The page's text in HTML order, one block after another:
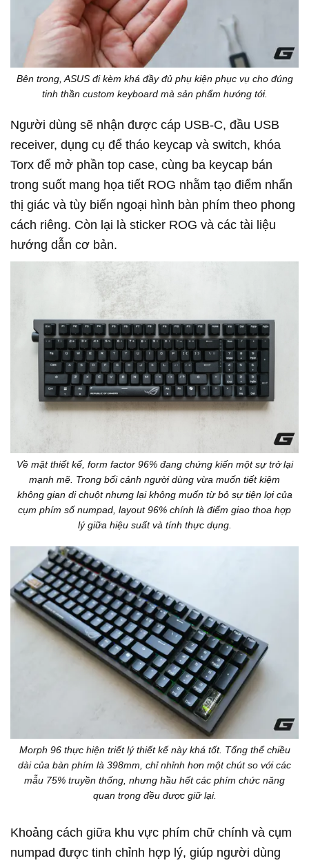
Bên trong, ASUS đi kèm khá đầy đủ phụ kiện phục vụ cho đúng
tinh thần custom keyboard mà sản phẩm hướng tới.
Người dùng sẽ nhận được cáp USB-C, đầu USB
receiver, dụng cụ để tháo keycap và switch, khóa
Torx để mở phần top case, cùng ba keycap bán
trong suốt mang họa tiết ROG nhằm tạo điểm nhấn
thị giác và tùy biến ngoại hình bàn phím theo phong
cách riêng. Còn lại là sticker ROG và các tài liệu
hướng dẫn cơ bản.
Về mặt thiết kế, form factor 96% đang chứng kiến một sự trở lại
mạnh mẽ. Trong bối cảnh người dùng vừa muốn tiết kiệm
không gian di chuột nhưng lại không muốn từ bỏ sự tiện lợi của
cụm phím số numpad, layout 96% chính là điểm giao thoa hợp
lý giữa hiệu suất và tính thực dụng.
Morph 96 thực hiện triết lý thiết kế này khá tốt. Tổng thể chiều
dài của bàn phím là 398mm, chỉ nhỉnh hơn một chút so với các
mẫu 75% truyền thống, nhưng hầu hết các phím chức năng
quan trọng đều được giữ lại.
Khoảng cách giữa khu vực phím chữ chính và cụm
numpad được tinh chỉnh hợp lý, giúp người dùng